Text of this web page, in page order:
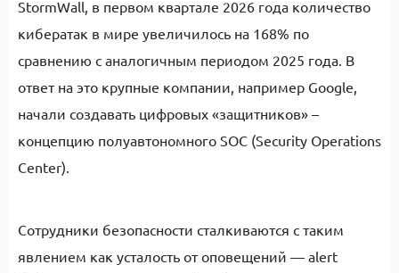
StormWall, в первом квартале 2026 года количество
кибератак в мире увеличилось на 168% по
сравнению с аналогичным периодом 2025 года. В
ответ на это крупные компании, например Google,
начали создавать цифровых «защитников» –
концепцию полуавтономного SOC (Security Operations
Center).
Сотрудники безопасности сталкиваются с таким
явлением как усталость от оповещений — alert